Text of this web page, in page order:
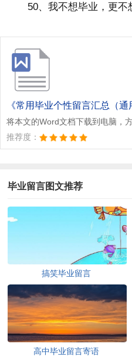
50、我不想毕业，更不
《常用毕业个性留言汇总（通
将本文的Word文档下载到电脑，
推荐度：
毕业留言图文推荐
搞笑毕业留言
高中毕业留言寄语